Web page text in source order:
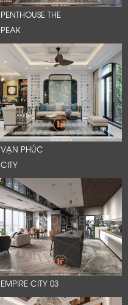
PENTHOUSE THE
PEAK
VẠN PHÚC
CITY
EMPIRE CITY 03